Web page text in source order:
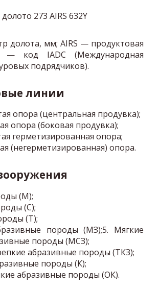
273 AIRS 632Y
долота, мм; AIRS — продуктовая
— код IADC (Международная
подрядчиков).
линии
опора (центральная продувка);
опора (боковая продувка);
герметизированная опора;
(негерметизированная) опора.
(М);
(С);
(Т);
породы (МЗ);5. Мягкие
породы (МСЗ);
абразивные породы (ТКЗ);
породы (К);
абразивные породы (ОК).